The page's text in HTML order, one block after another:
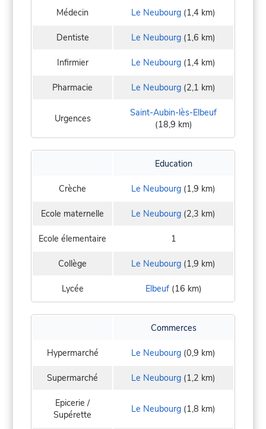
Médecin Le Neubourg (1,4 km)
Dentiste Le Neubourg (1,6 km)
Infirmier Le Neubourg (1,4 km)
Pharmacie Le Neubourg (2,1 km)
Urgences
Saint-Aubin-lès-Elbeuf
(18,9 km)
Education
Crèche Le Neubourg (1,9 km)
Ecole maternelle Le Neubourg (2,3 km)
Ecole élementaire 1
Collège Le Neubourg (1,9 km)
Lycée Elbeuf(16 km)
Commerces
Hypermarché Le Neubourg (0,9 km)
Supermarché Le Neubourg (1,2 km)
Epicerie /
Supérette
Le Neubourg (1,8 km)